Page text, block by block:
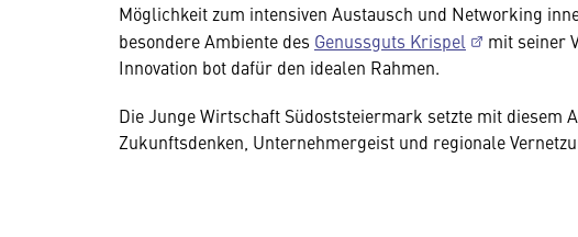
Möglichkeit zum intensiven Austausch und Networking
besondere Ambiente des Genussguts Krispel
mit seiner
Innovation bot dafür den idealen Rahmen.
Die Junge Wirtschaft Südoststeiermark setzte mit diesem
Zukunftsdenken, Unternehmergeist und regionale